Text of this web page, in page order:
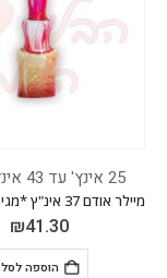
25 אינץ' עד 43 אינץ' כללי
₪41.30
הוספה לסל